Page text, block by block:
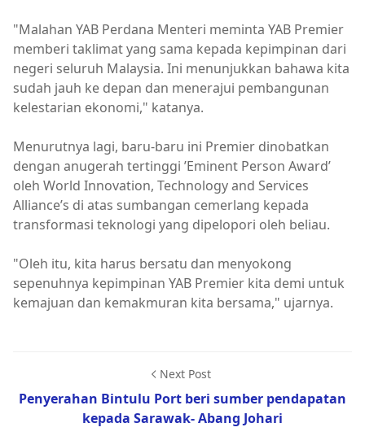
"Malahan YAB Perdana Menteri meminta YAB Premier
memberi taklimat yang sama kepada kepimpinan dari
negeri seluruh Malaysia. Ini menunjukkan bahawa kita
sudah jauh ke depan dan menerajui pembangunan
kelestarian ekonomi," katanya.
Menurutnya lagi, baru-baru ini Premier dinobatkan
dengan anugerah tertinggi ’Eminent Person Award’
oleh World Innovation, Technology and Services
Alliance’s di atas sumbangan cemerlang kepada
transformasi teknologi yang dipelopori oleh beliau.
"Oleh itu, kita harus bersatu dan menyokong
sepenuhnya kepimpinan YAB Premier kita demi untuk
kemajuan dan kemakmuran kita bersama," ujarnya.
Next Post
Penyerahan Bintulu Port beri sumber pendapatan
kepada Sarawak- Abang Johari